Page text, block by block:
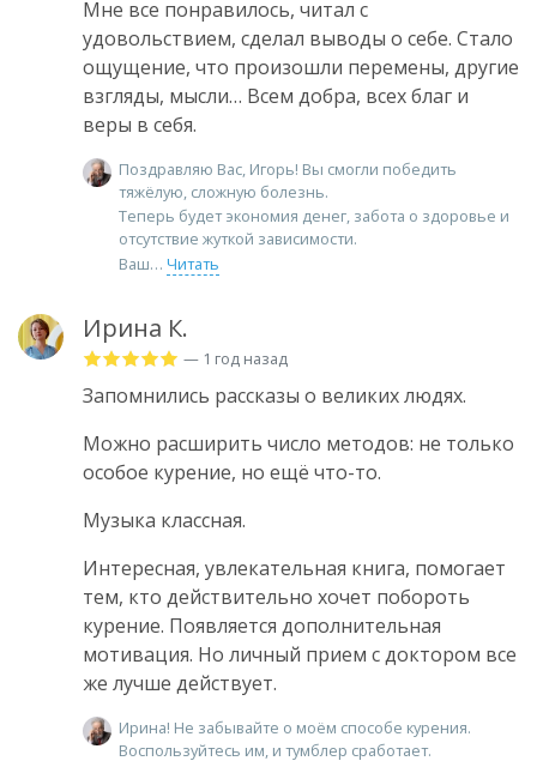
Мне все понравилось, читал с
удовольствием, сделал выводы о себе. Стало
ощущение, что произошли перемены, другие
взгляды, мысли… Всем добра, всех благ и
веры в себя.
Поздравляю Вас, Игорь! Вы смогли победить
тяжёлую, сложную болезнь.
Теперь будет экономия денег, забота о здоровье и
отсутствие жуткой зависимости.
Ваш
Читать
Ирина К.
— 1 год назад
Запомнились рассказы о великих людях.
Можно расширить число методов: не только
особое курение, но ещё что-то.
Музыка классная.
Интересная, увлекательная книга, помогает
тем, кто действительно хочет побороть
курение. Появляется дополнительная
мотивация. Но личный прием с доктором все
же лучше действует.
Ирина! Не забывайте о моём способе курения.
Воспользуйтесь им, и тумблер сработает.